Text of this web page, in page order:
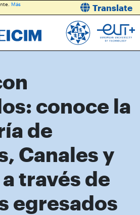
Más
Translate
conoce la
de
Canales y
través de
egresados